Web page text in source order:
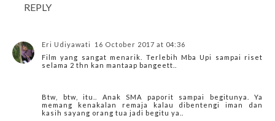
REPLY
Eri Udiyawati
16 October 2017 at 04:36
Film yang sangat menarik. Terlebih Mba Upi sampai riset
selama 2 thn kan mantaap bangeett..
Btw, btw, itu.. Anak SMA paporit sampai begitunya. Ya
memang kenakalan remaja kalau dibentengi iman dan
kasih sayang orang tua jadi begitu ya..